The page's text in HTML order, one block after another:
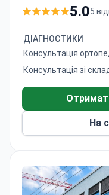
5.05
ДІАГНОСТИКИ
Консультація
Консультація зі
На